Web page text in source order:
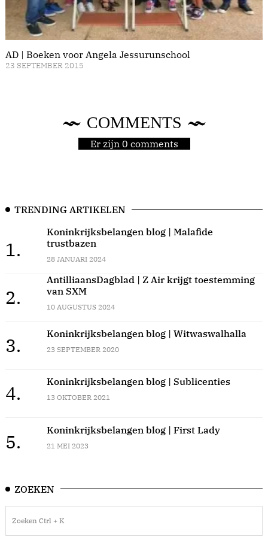
AD | Boeken voor Angela Jessurunschool
23 SEPTEMBER 2015
COMMENTS
Er zijn 0 comments
TRENDING ARTIKELEN
1.
Koninkrijksbelangen blog | Malafide
trustbazen
28 JANUARI 2024
2.
AntilliaansDagblad | Z Air krijgt toestemming
van SXM
10 AUGUSTUS 2024
3.
Koninkrijksbelangen blog | Witwaswalhalla
23 SEPTEMBER 2020
4.
Koninkrijksbelangen blog | Sublicenties
13 OKTOBER 2021
5.
Koninkrijksbelangen blog | First Lady
21 MEI 2023
ZOEKEN